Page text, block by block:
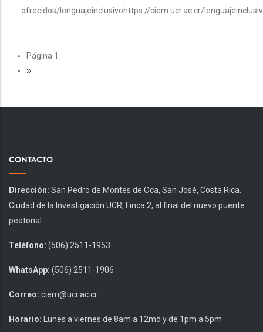
ofrecidos/lenguajeinclusivohttps://ciem.ucr.ac.cr/
PAGINACIÓN
Página 1
Siguiente
››
CONTACTO
Dirección: San Pedro de Montes de Oca, San José, Costa Rica.
Ciudad de la Investigación UCR, Finca 2, al final del nuevo puente
peatonal.
Teléfono: (506) 2511-1953
WhatsApp: (506) 2511-1906
Correo: ciem@ucr.ac.cr
Horario: Lunes a viernes de 8am a 12md y de 1pm a 5pm